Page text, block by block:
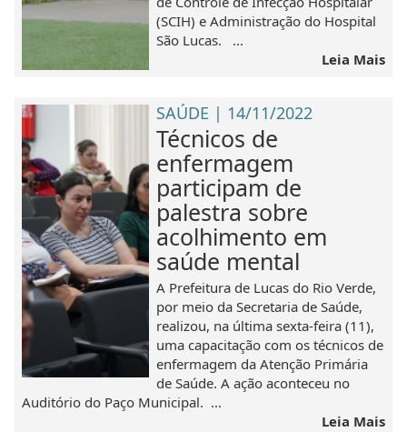
(SCIH) e Administração do Hospital
São Lucas. ...
Leia Mais
SAÚDE | 14/11/2022
Técnicos de
enfermagem
participam de
palestra sobre
acolhimento em
saúde mental
A Prefeitura de Lucas do Rio Verde,
por meio da Secretaria de Saúde,
realizou, na última sexta-feira (11),
uma capacitação com os técnicos de
enfermagem da Atenção Primária
de Saúde. A ação aconteceu no
Auditório do Paço Municipal. ...
Leia Mais